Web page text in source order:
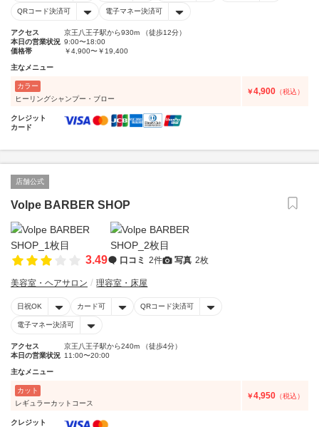
QRコード決済可 電子マネー決済可
アクセス
京王八王子駅から930m （徒歩12分）
本日の営業状況 9:00〜18:00
価格帯
￥4,900〜￥19,400
主なメニュー
カラー
ヒーリングシャンプー・ブロー
￥4,900 （税込）
クレジット
カード
店舗公式
Volpe BARBER SHOP
3.49 口コミ 2件 写真 2枚
美容室・ヘアサロン 理容室・床屋
日祝OK カード可 QRコード決済可
電子マネー決済可
アクセス
京王八王子駅から240m （徒歩4分）
本日の営業状況 11:00〜20:00
主なメニュー
カット
レギュラーカットコース
￥4,950 （税込）
クレジット